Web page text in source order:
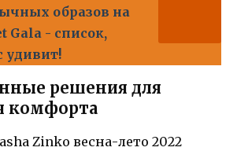
образов на
Gala - список,
удивит!
решения для
комфорта
Zinko весна-лето 2022